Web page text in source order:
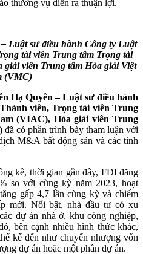
thương vụ diễn ra thuận lợi.
Luật sư điều hành Công ty Luật
tài viên Trung tâm Trọng tài
viên Trung tâm Hòa giải Việt
(VMC)
Hạ Quyên – Luật sư điều hành
viên, Trọng tài viên Trung
(VIAC), Hòa giải viên Trung
đã có phần trình bày tham luận với
M&A bất động sản và các tình
kê, thời gian gần đây, FDI đăng
so với cùng kỳ năm 2023, hoạt
gấp 4,7 lần cùng kỳ và chiếm
mới.​ Nổi bật, nhà đầu tư có xu
dự án nhà ở, khu công nghiệp,
bên cạnh nhiều hình thức khác,
kể đến như chuyển nhượng vốn
dự án hoặc một phần dự án.